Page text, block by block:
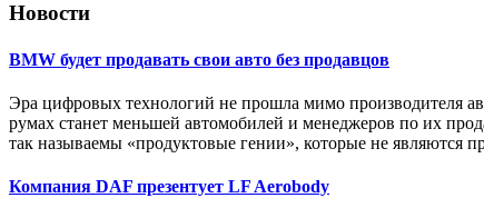
Новости
BMW будет продавать свои авто без продавцов
Эра цифровых технологий не прошла мимо производителя
румах станет меньшей автомобилей и менеджеров по их
так называемы «продуктовые гении», которые не являются
Компания DAF презентует LF Aerobody